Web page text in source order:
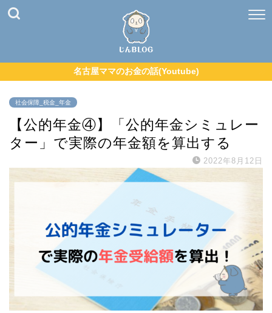
名古屋ママのお金の話(Youtube)
社会保障_税金_年金
【公的年金④】「公的年金シミュレー
ター」で実際の年金額を算出する
2022年8月12日